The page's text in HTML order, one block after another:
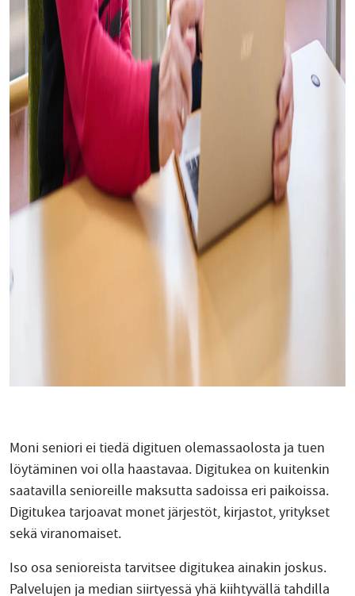
Moni seniori ei tiedä digituen olemassaolosta ja tuen
löytäminen voi olla haastavaa. Digitukea on kuitenkin
saatavilla senioreille maksutta sadoissa eri paikoissa.
Digitukea tarjoavat monet järjestöt, kirjastot, yritykset
sekä viranomaiset.
Iso osa senioreista tarvitsee digitukea ainakin joskus.
Palvelujen ja median siirtyessä yhä kiihtyvällä tahdilla